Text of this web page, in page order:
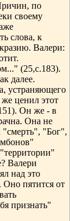
по
своему
слова, к
Валери:
(25,с.183).
далее.
устраняющего
ценил этот
Он же - в
Она не
"смерть", "Бог",
Валери
над это
Оно пятится от
признать"